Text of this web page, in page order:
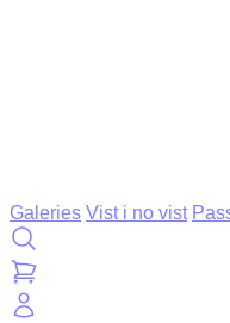
Galeries Vist i no vist